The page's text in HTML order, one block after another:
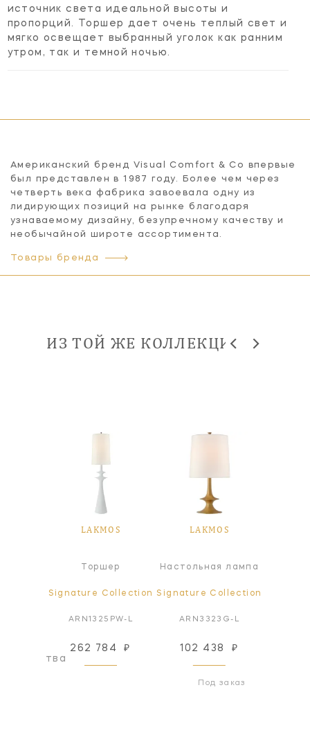
источник света идеальной высоты и
пропорций. Торшер дает очень теплый свет и
мягко освещает выбранный уголок как ранним
утром, так и темной ночью.
Американский бренд Visual Comfort & Co впервые
был представлен в 1987 году. Более чем через
четверть века фабрика завоевала одну из
лидирующих позиций на рынке благодаря
узнаваемому дизайну, безупречному качеству и
необычайной широте ассортимента.
Товары бренда
ИЗ ТОЙ ЖЕ КОЛЛЕКЦИИ
LAKMOS
Торшер
Signature Collection
ARN1325PW-L
262 784 ₽
LAKMOS
Настольная лампа
Signature Collection
ARN3323G-L
102 438 ₽
Под заказ